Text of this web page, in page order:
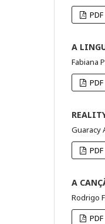
PDF
A
Fabiana
PDF
Guaracy
PDF
A
Rodrigo
PDF